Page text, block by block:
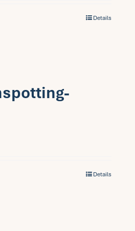
Details
Details